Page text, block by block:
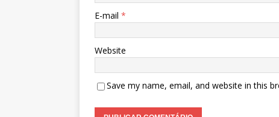
E-mail *
Website
Save my name, email, and website in this